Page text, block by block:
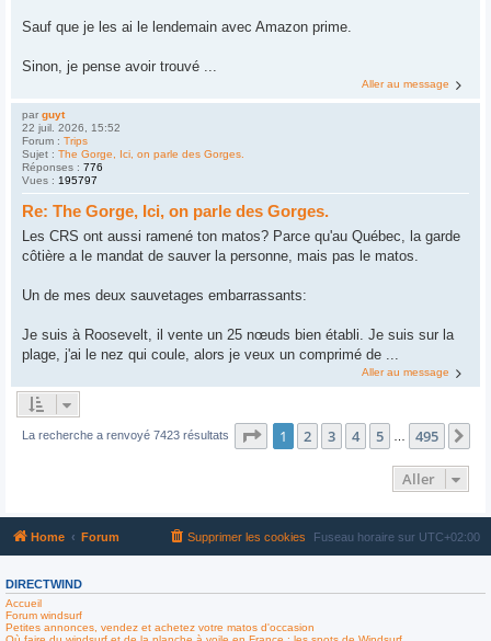
Sauf que je les ai le lendemain avec Amazon prime.
Sinon, je pense avoir trouvé ...
Aller au message
par guyt
22 juil. 2026, 15:52
Forum : Trips
Sujet : The Gorge, Ici, on parle des Gorges.
Réponses : 776
Vues : 195797
Re: The Gorge, Ici, on parle des Gorges.
Les CRS ont aussi ramené ton matos? Parce qu'au Québec, la garde
côtière a le mandat de sauver la personne, mais pas le matos.
Un de mes deux sauvetages embarrassants:
Je suis à Roosevelt, il vente un 25 nœuds bien établi. Je suis sur la
plage, j'ai le nez qui coule, alors je veux un comprimé de ...
Aller au message
La recherche a renvoyé 7423 résultats Page 1sur495
1 2 3 4 5 495
Aller
Home Forum Fuseau horaire sur UTC+02:00
Supprimer les cookies
DIRECTWIND
Accueil
Forum windsurf
Petites annonces, vendez et achetez votre matos d'occasion